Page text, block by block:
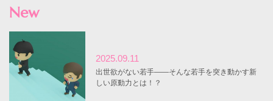
New
2025.09.11
出世欲がない若手――そんな若手を突き動かす新
しい原動力とは！？